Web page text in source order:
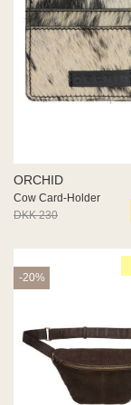
ORCHID
Cow Card-Holder
DKK 230
-20%